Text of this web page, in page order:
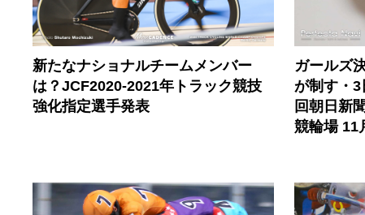
新たなナショナルチームメンバー
は？JCF2020-2021年トラック競技
強化指定選手発表
ガールズ
が制す・
回朝日新
競輪場 11